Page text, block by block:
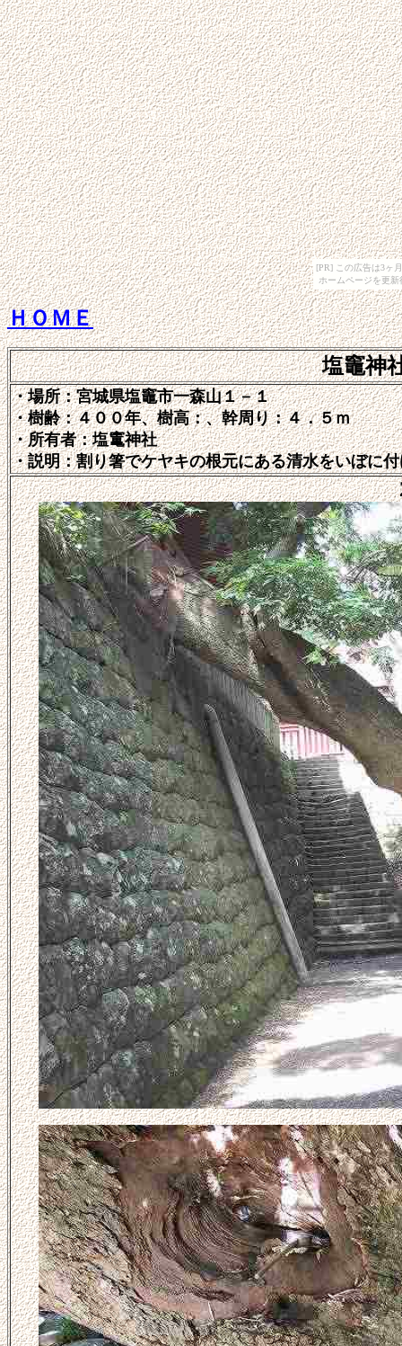
[PR] この広告は3ヶ
ホームページを更
ＨＯＭＥ
塩竈神
・場所：宮城県塩竈市一森山１－１
・樹齢：４００年、樹高：、幹周り：４．５ｍ
・所有者：塩竃神社
・説明：割り箸でケヤキの根元にある清水をいぼに